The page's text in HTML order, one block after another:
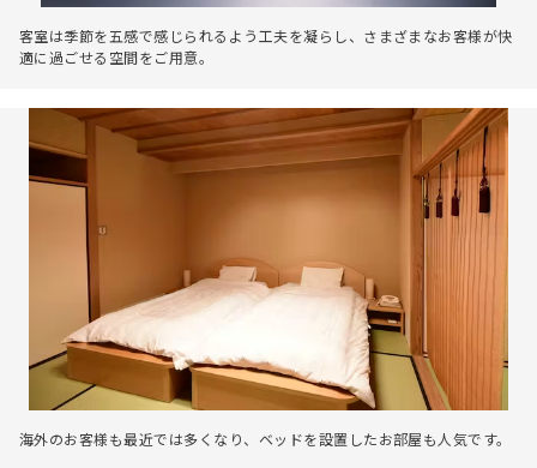
客室は季節を五感で感じられるよう工夫を凝らし、さまざまなお客様が快
適に過ごせる空間をご用意。
海外のお客様も最近では多くなり、ベッドを設置したお部屋も人気です。